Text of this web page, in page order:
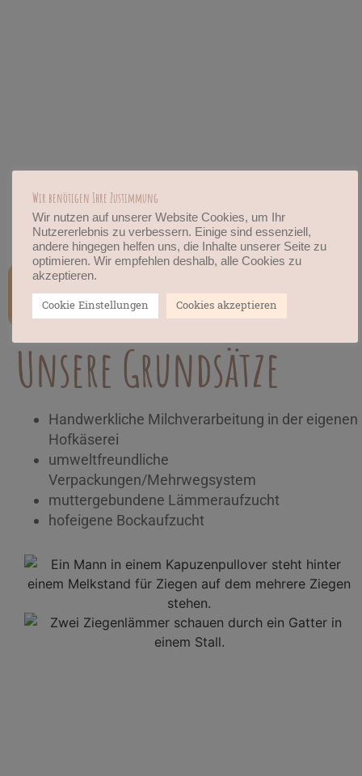
Unsere Grundsätze
Handwerkliche Milchverarbeitung in der eigenen
Hofkäserei
umweltfreundliche
Verpackungen/Mehrwegsystem
muttergebundene Lämmeraufzucht
hofeigene Bockaufzucht
Wir benötigen Ihre Zustimmung
Wir nutzen auf unserer Website Cookies, um Ihr
Nutzererlebnis zu verbessern. Einige sind essenziell,
andere hingegen helfen uns, die Inhalte unserer Seite zu
optimieren. Wir empfehlen deshalb, alle Cookies zu
akzeptieren.
Cookie Einstellungen Cookies akzeptieren